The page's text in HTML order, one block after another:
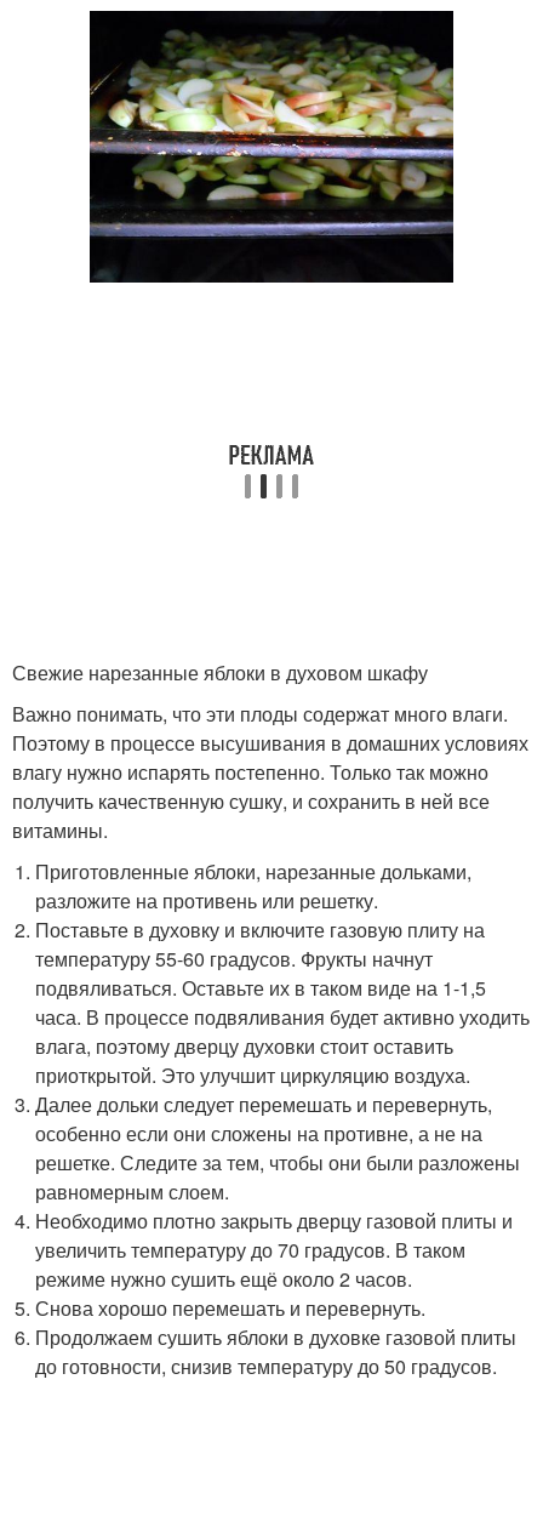
Свежие нарезанные яблоки в духовом шкафу
Важно понимать, что эти плоды содержат много влаги.
Поэтому в процессе высушивания в домашних условиях
влагу нужно испарять постепенно. Только так можно
получить качественную сушку, и сохранить в ней все
витамины.
Приготовленные яблоки, нарезанные дольками,
разложите на противень или решетку.
Поставьте в духовку и включите газовую плиту на
температуру 55-60 градусов. Фрукты начнут
подвяливаться. Оставьте их в таком виде на 1-1,5
часа. В процессе подвяливания будет активно уходить
влага, поэтому дверцу духовки стоит оставить
приоткрытой. Это улучшит циркуляцию воздуха.
Далее дольки следует перемешать и перевернуть,
особенно если они сложены на противне, а не на
решетке. Следите за тем, чтобы они были разложены
равномерным слоем.
Необходимо плотно закрыть дверцу газовой плиты и
увеличить температуру до 70 градусов. В таком
режиме нужно сушить ещё около 2 часов.
Снова хорошо перемешать и перевернуть.
Продолжаем сушить яблоки в духовке газовой плиты
до готовности, снизив температуру до 50 градусов.